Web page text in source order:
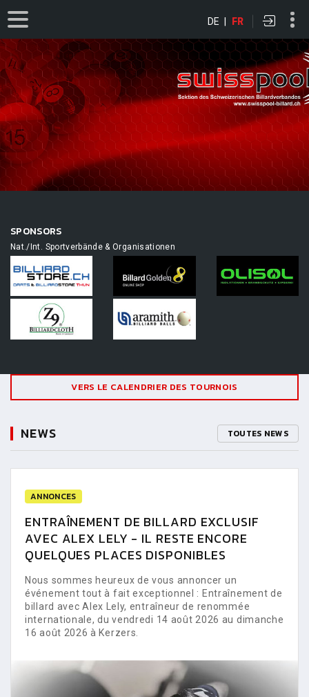
DE | FR
SPONSORS
Nat./Int. Sportverbände & Organisationen
VERS LE CALENDRIER DES TOURNOIS
NEWS TOUTES NEWS
ANNONCES
ENTRAÎNEMENT DE BILLARD EXCLUSIF
AVEC ALEX LELY - IL RESTE ENCORE
QUELQUES PLACES DISPONIBLES
Nous sommes heureux de vous annoncer un
événement tout à fait exceptionnel : Entraînement de
billard avec Alex Lely, entraîneur de renommée
internationale, du vendredi 14 août 2026 au dimanche
16 août 2026 à Kerzers.